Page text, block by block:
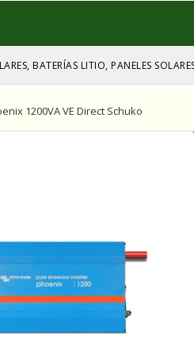
BATERÍAS LITIO, PANELES
1200VA VE Direct Schuko